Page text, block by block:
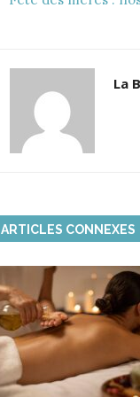
La
ARTICLES CONNEXES